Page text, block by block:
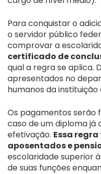
Para conquistar o
o servidor público
comprovar a
certificado de
qual a regra se aplica.
apresentados no
humanos da
Os pagamentos serão
caso de um diploma já
efetivação. Essa
aposentados e
escolaridade superior
de suas funções